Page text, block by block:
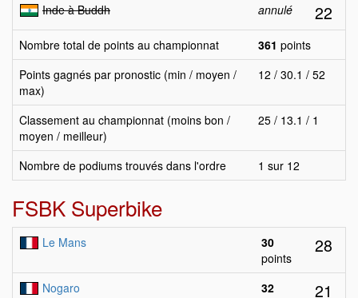
Inde à Buddh annulé 22
Nombre total de points au championnat 361 points
Points gagnés par pronostic (min / moyen /
max)
12 / 30.1 / 52
Classement au championnat (moins bon /
moyen / meilleur)
25 / 13.1 / 1
Nombre de podiums trouvés dans l'ordre 1 sur 12
FSBK Superbike
Le Mans
30
points
28
Nogaro
32
21